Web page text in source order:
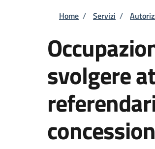
Briciole di
Home / Servizi /
svolgere